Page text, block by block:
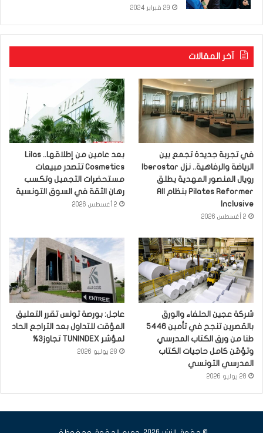
29 فبراير 2024
آخر المقالات
في تجربة جديدة تجمع بين
رويال المنصور المهدية يطلق
Pilates Reformer بنظام All
Inclusive
2 أغسطس 2026
بعد عامين من إطلاقها.. Lilas
Cosmetics تتصدر مبيعات
مستحضرات التجميل وتكسب
رهان الثقة في السوق التونسية
2 أغسطس 2026
شركة عجين الحلفاء والورق
بالقصرين تنجح في تأمين 5446
طنا من ورق الكتاب المدرسي
وتؤمّن كامل حاجيات الكتاب
المدرسي التونسي
28 يوليو 2026
عاجل: بورصة تونس تقرر التعليق
المؤقت للتداول بعد التراجع الحاد
لمؤشر TUNINDEX تجاوز3%
28 يوليو 2026